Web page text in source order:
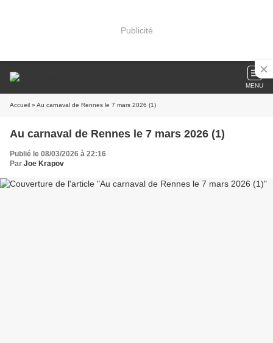
Publicité
MENU
Accueil » Au carnaval de Rennes le 7 mars 2026 (1)
Au carnaval de Rennes le 7 mars 2026 (1)
Publié le 08/03/2026 à 22:16
Par Joe Krapov